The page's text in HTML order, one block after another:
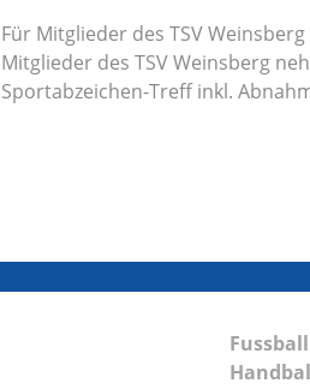
Für Mitglieder des TSV
Mitglieder des TSV Weinsberg
Sportabzeichen-Treff inkl.
Fussball